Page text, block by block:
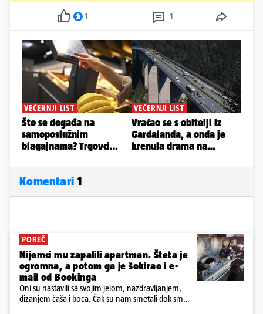
1 1
Komentari 1
POREČ
Nijemci mu zapalili apartman. Šteta je
ogromna, a potom ga je šokirao i e-
mail od Bookinga
Oni su nastavili sa svojim jelom, nazdravljanjem,
dizanjem čaša i boca. Čak su nam smetali dok smo